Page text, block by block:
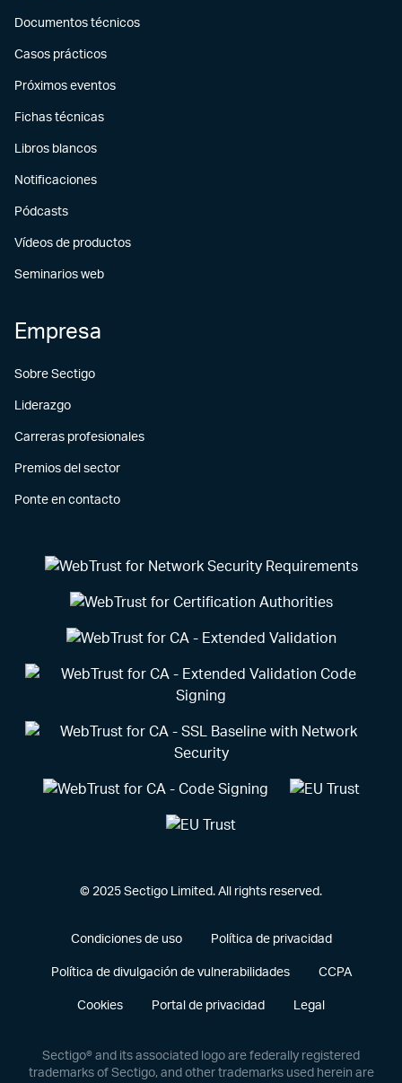
Documentos técnicos
Casos prácticos
Próximos eventos
Fichas técnicas
Libros blancos
Notificaciones
Pódcasts
Vídeos de productos
Seminarios web
Empresa
Sobre Sectigo
Liderazgo
Carreras profesionales
Premios del sector
Ponte en contacto
© 2025 Sectigo Limited. All rights reserved.
Condiciones de uso Política de privacidad
Política de divulgación de vulnerabilidades CCPA
Cookies Portal de privacidad Legal
Sectigo® and its associated logo are federally registered
trademarks of Sectigo, and other trademarks used herein are